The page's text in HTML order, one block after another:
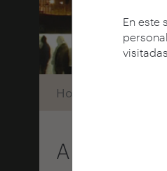
En este
Home
Arquia